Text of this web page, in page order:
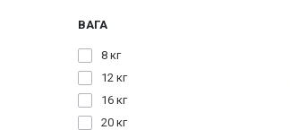
ВАГА
8 кг
12 кг
16 кг
20 кг